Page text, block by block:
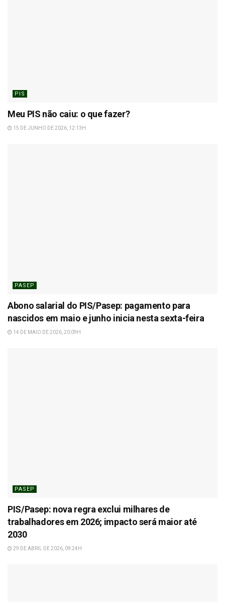
PIS
Meu PIS não caiu: o que fazer?
15 DE JUNHO DE 2026, 12:13H
PASEP
Abono salarial do PIS/Pasep: pagamento para
nascidos em maio e junho inicia nesta sexta-feira
14 DE MAIO DE 2026, 20:09H
PASEP
PIS/Pasep: nova regra exclui milhares de
trabalhadores em 2026; impacto será maior até
2030
29 DE ABRIL DE 2026, 09:24H